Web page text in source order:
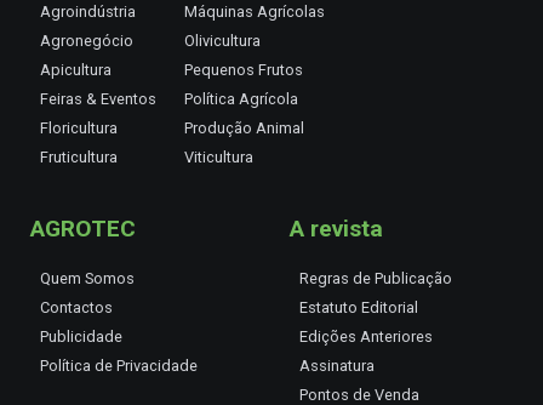
Agroindústria
Agronegócio
Apicultura
Feiras & Eventos
Floricultura
Fruticultura
Máquinas Agrícolas
Olivicultura
Pequenos Frutos
Política Agrícola
Produção Animal
Viticultura
AGROTEC
Quem Somos
Contactos
Publicidade
Política de Privacidade
A revista
Regras de Publicação
Estatuto Editorial
Edições Anteriores
Assinatura
Pontos de Venda